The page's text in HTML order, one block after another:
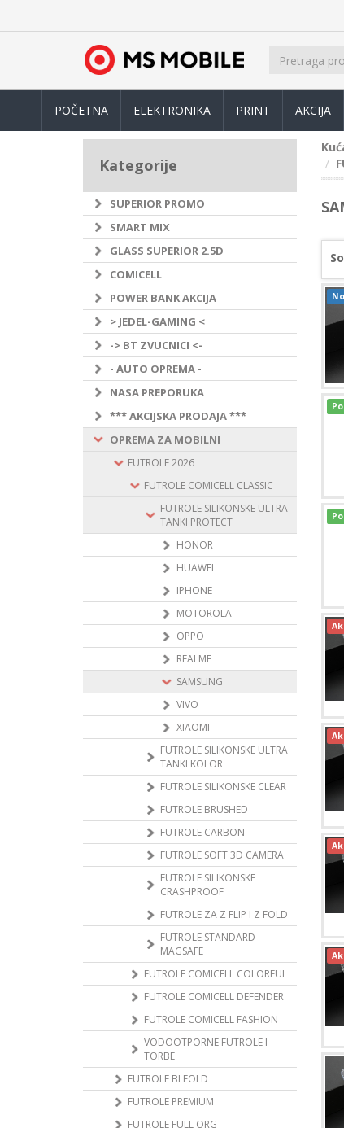
POČETNA ELEKTRONIKA PRINT AKCIJA
Kategorije
SUPERIOR PROMO
SMART MIX
GLASS SUPERIOR 2.5D
COMICELL
POWER BANK AKCIJA
> JEDEL-GAMING <
-> BT ZVUCNICI <-
- AUTO OPREMA -
NASA PREPORUKA
*** AKCIJSKA PRODAJA ***
OPREMA ZA MOBILNI
FUTROLE 2026
FUTROLE COMICELL CLASSIC
FUTROLE SILIKONSKE ULTRA
TANKI PROTECT
HONOR
HUAWEI
IPHONE
MOTOROLA
OPPO
REALME
SAMSUNG
VIVO
XIAOMI
FUTROLE SILIKONSKE ULTRA
TANKI KOLOR
FUTROLE SILIKONSKE CLEAR
FUTROLE BRUSHED
FUTROLE CARBON
FUTROLE SOFT 3D CAMERA
FUTROLE SILIKONSKE
CRASHPROOF
FUTROLE ZA Z FLIP I Z FOLD
FUTROLE STANDARD
MAGSAFE
FUTROLE COMICELL COLORFUL
FUTROLE COMICELL DEFENDER
FUTROLE COMICELL FASHION
VODOOTPORNE FUTROLE I
TORBE
FUTROLE BI FOLD
FUTROLE PREMIUM
FUTROLE FULL ORG